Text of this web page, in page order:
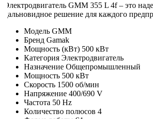
GMM 355 L 4f – это
решение для каждого
Модель GMM
Бренд Gamak
Мощность (кВт) 500 кВт
Категория Электродвигатель
Назначение Общепромышленный
Мощность 500 кВт
Скорость 1500 об/мин
Напряжение 400/690 V
Частота 50 Hz
Количество полюсов 4